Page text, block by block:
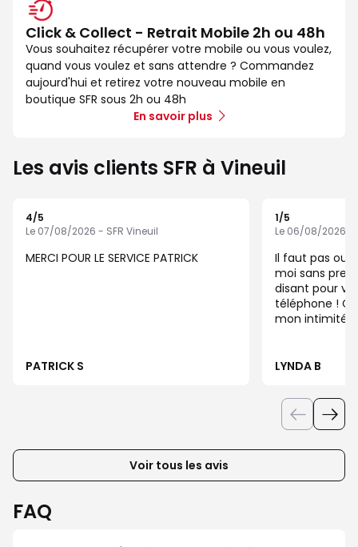
Click & Collect - Retrait Mobile 2h ou 48h
Vous souhaitez récupérer votre mobile ou vous voulez,
quand vous voulez et sans attendre ? Commandez
aujourd'hui et retirez votre nouveau mobile en
boutique SFR sous 2h ou 48h
En savoir plus
Les avis clients SFR à Vineuil
4/5
Le 07/08/2026 - SFR Vineuil
MERCI POUR LE SERVICE PATRICK
PATRICK S
1/5
Le 06/08/2026 -
Il faut pas
moi sans
disant pour
téléphone ! C'est juste une atteinte à
mon intimité
LYNDA B
Voir tous les avis
FAQ